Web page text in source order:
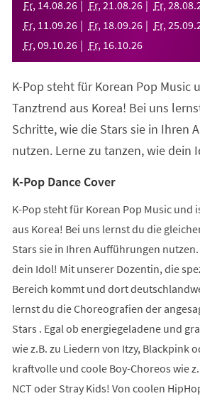
Tab)
Fr, 14.08.26 Fr, 21 .08.26 Fr, 28.08.
Fr, 11 .09.26 Fr, 18.09.26 Fr, 25.09.
Fr, 09.10.26 Fr, 16.10.26
K-Pop steht für Korean Pop Music
Tanztrend aus Korea! Bei uns
Schritte, wie die Stars sie in Ihren
nutzen. Lerne zu tanzen, wie dein
K-Pop Dance Cover
K-Pop steht für Korean Pop Music und
aus Korea! Bei uns lernst du die
Stars sie in Ihren Aufführungen
dein Idol! Mit unserer Dozentin, die
Bereich kommt und dort
lernst du die Choreografien der
Stars . Egal ob energiegeladene und
wie z.B. zu Liedern von Itzy, Blackpink
kraftvolle und coole Boy-Choreos wie
NCT oder Stray Kids! Von coolen